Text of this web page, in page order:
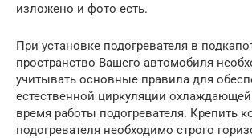
изложено и фото есть.
При установке подогревателя в
пространство Вашего автомобиля
учитывать основные правила для
естественной циркуляции
время работы подогревателя. Крепить
подогревателя необходимо строго